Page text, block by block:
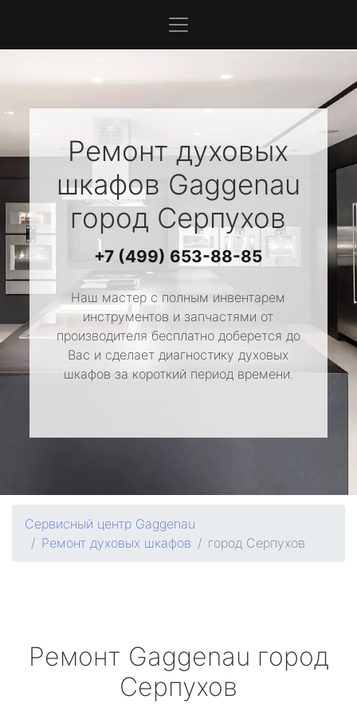
Ремонт духовых
шкафов Gaggenau
город Серпухов
+7 (499) 653-88-85
Наш мастер с полным инвентарем
инструментов и запчастями от
производителя бесплатно доберется до
Вас и сделает диагностику духовых
шкафов за короткий период времени.
Сервисный центр Gaggenau
Ремонт духовых шкафов
город Серпухов
Ремонт Gaggenau город
Серпухов